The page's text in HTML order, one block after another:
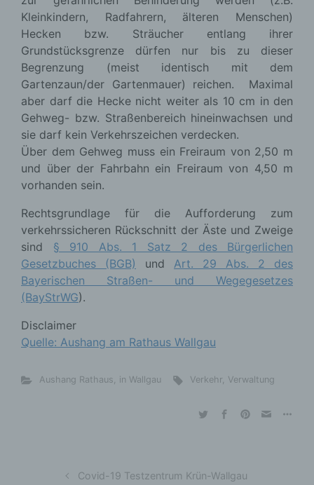
Kleinkindern, Radfahrern, älteren Menschen)
Hecken bzw. Sträucher entlang ihrer
Grundstücksgrenze dürfen nur bis zu dieser
Begrenzung (meist identisch mit dem
Gartenzaun/der Gartenmauer) reichen. Maximal
aber darf die Hecke nicht weiter als 10 cm in den
Gehweg- bzw. Straßenbereich hineinwachsen und
sie darf kein Verkehrszeichen verdecken.
Über dem Gehweg muss ein Freiraum von 2,50 m
und über der Fahrbahn ein Freiraum von 4,50 m
vorhanden sein.
Rechtsgrundlage für die Aufforderung zum
verkehrssicheren Rückschnitt der Äste und Zweige
sind § 910 Abs. 1 Satz 2 des Bürgerlichen
Gesetzbuches (BGB) und Art. 29 Abs. 2 des
Bayerischen Straßen- und Wegegesetzes
(BayStrWG).
Disclaimer
Quelle: Aushang am Rathaus Wallgau
Aushang Rathaus, in Wallgau Verkehr, Verwaltung
Covid-19 Testzentrum Krün-Wallgau